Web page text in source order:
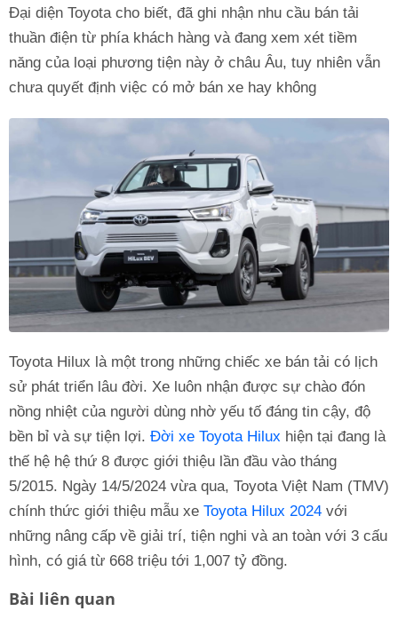
Đại diện Toyota cho biết, đã ghi nhận nhu cầu bán tải
thuần điện từ phía khách hàng và đang xem xét tiềm
năng của loại phương tiện này ở châu Âu, tuy nhiên vẫn
chưa quyết định việc có mở bán xe hay không
Toyota Hilux là một trong những chiếc xe bán tải có lịch
sử phát triển lâu đời. Xe luôn nhận được sự chào đón
nồng nhiệt của người dùng nhờ yếu tố đáng tin cậy, độ
bền bỉ và sự tiện lợi. Đời xe Toyota Hilux hiện tại đang là
thế hệ hệ thứ 8 được giới thiệu lần đầu vào tháng
5/2015. Ngày 14/5/2024 vừa qua, Toyota Việt Nam (TMV)
chính thức giới thiệu mẫu xe Toyota Hilux 2024 với
những nâng cấp về giải trí, tiện nghi và an toàn với 3 cấu
hình, có giá từ 668 triệu tới 1,007 tỷ đồng.
Bài liên quan